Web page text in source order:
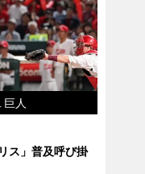
人
ス」普及呼び掛